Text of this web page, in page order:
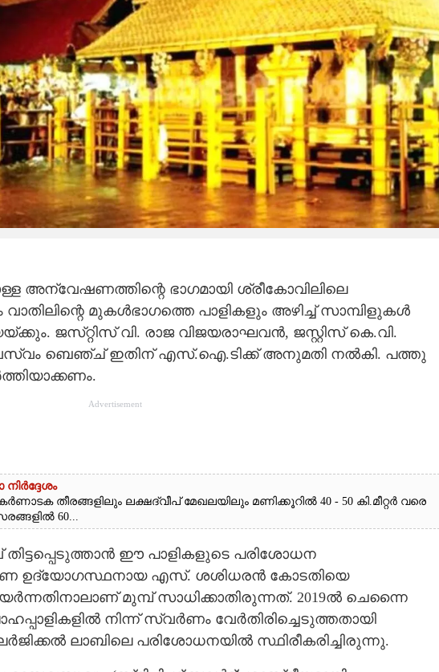
അന്വേഷണത്തിന്റെ ഭാഗമായി ശ്രീകോവിലിലെ
മുകൾഭാഗത്തെ പാളികളും അഴിച്ച് സാമ്പിളുകൾ
ജസ്‌റ്റിസ് വി. രാജ വിജയരാഘവൻ, ജസ്റ്റിസ് കെ.വി.
ബെഞ്ച് ഇതിന് എസ്.ഐ.ടിക്ക് അനുമതി നൽകി. പത്തു
Advertisement
തീരങ്ങളിലും ലക്ഷദ്വീപ് മേഖലയിലും മണിക്കൂറിൽ 40 - 50 കി.മീറ്റർ വരെ
60...
തിട്ടപ്പെടുത്താൻ ഈ പാളികളുടെ പരിശോധന
ഉദ്യോഗസ്ഥനായ എസ്. ശശിധരൻ കോടതിയെ
മുമ്പ് സാധിക്കാതിരുന്നത്. 2019ൽ ചെന്നൈ
നിന്ന് സ്വർണം വേർതിരിച്ചെടുത്തതായി
ലാബിലെ പരിശോധനയിൽ സ്ഥിരീകരിച്ചിരുന്നു.